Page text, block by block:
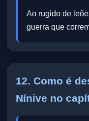
Ao rugido de
guerra que
12. Como é
Nínive no